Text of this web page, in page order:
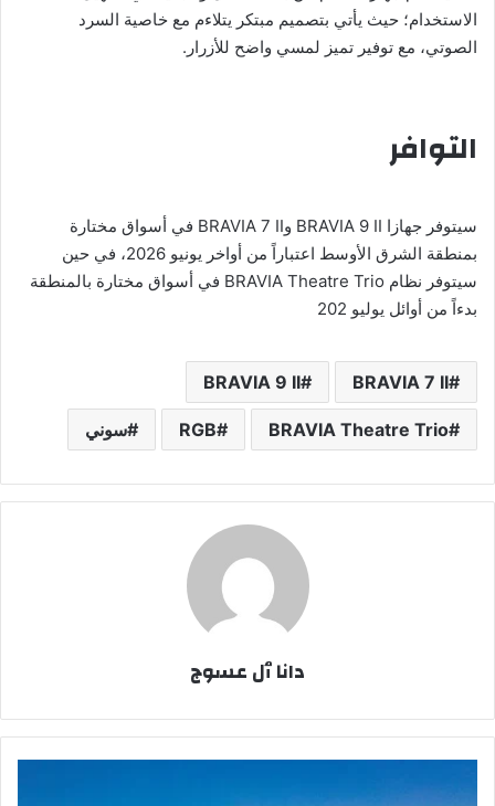
الاستخدام؛ حيث يأتي بتصميم مبتكر يتلاءم مع خاصية السرد
الصوتي، مع توفير تميز لمسي واضح للأزرار.
التوافر
سيتوفر جهازا BRAVIA 9 II وBRAVIA 7 II في أسواق مختارة
بمنطقة الشرق الأوسط اعتباراً من أواخر يونيو 2026، في حين
سيتوفر نظام BRAVIA Theatre Trio في أسواق مختارة بالمنطقة
بدءاً من أوائل يوليو 202
BRAVIA 7 II
BRAVIA 9 II
BRAVIA Theatre Trio
RGB سوني
دانا ٱل عسوج
سفينتين